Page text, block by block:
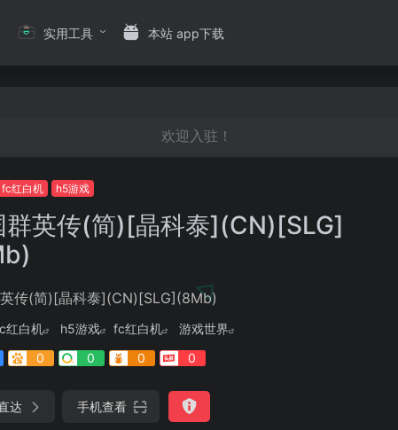
实用工具 本站 app下载
欢迎入驻！
fc红白机 h5游戏
群英传(简)[晶科泰](CN)[SLG]
传(简)[晶科泰](CN)[SLG](8Mb)
红白机 h5游戏 fc红白机
游戏世界
0 0 0 0
达 手机查看